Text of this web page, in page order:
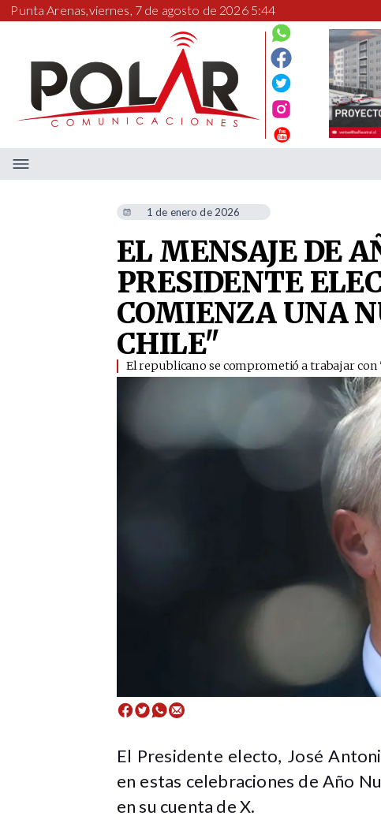
Punta Arenas,viernes, 7 de agosto de 2026 5:44
1 de enero de 2026
EL MENSAJE DE
PRESIDENTE
COMIENZA UNA
CHILE"
El republicano se comprometió a trabajar con
El Presidente electo, José
en estas celebraciones de Año
en su cuenta de X.